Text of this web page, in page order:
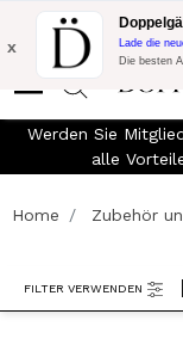
Blitzangebot:
x
Lade die
Die besten
Werden Sie
alle
Home Zubehör
FILTER VERWENDEN